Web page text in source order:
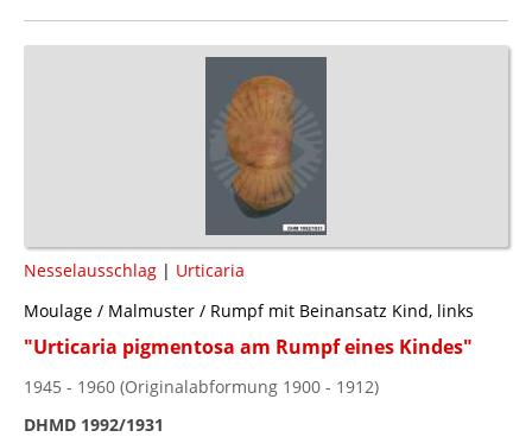
Nesselausschlag | Urticaria
Moulage / Malmuster / Rumpf mit Beinansatz Kind, links
"Urticaria pigmentosa am Rumpf eines Kindes"
1945 - 1960 (Originalabformung 1900 - 1912)
DHMD 1992/1931